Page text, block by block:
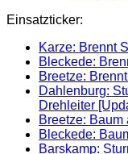
Einsatzticker:
Karze: Brennt
Bleckede:
Breetze:
Dahlenburg:
Drehleiter
Breetze: Baum
Bleckede:
Barskamp: